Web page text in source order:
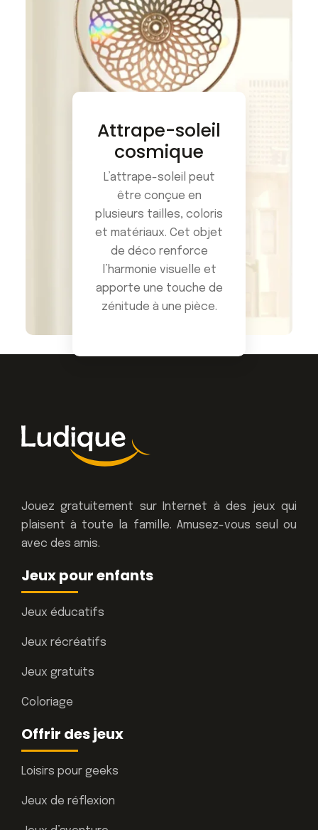
Attrape-soleil
cosmique
L’attrape-soleil peut
être conçue en
plusieurs tailles, coloris
et matériaux. Cet objet
de déco renforce
l’harmonie visuelle et
apporte une touche de
zénitude à une pièce.
Jouez gratuitement sur Internet à des jeux qui
plaisent à toute la famille. Amusez-vous seul ou
avec des amis.
Jeux pour enfants
Jeux éducatifs
Jeux récréatifs
Jeux gratuits
Coloriage
Offrir des jeux
Loisirs pour geeks
Jeux de réflexion